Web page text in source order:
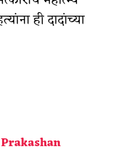
ही दादांच्या